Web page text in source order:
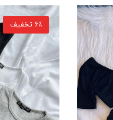
6٪ تخفیف